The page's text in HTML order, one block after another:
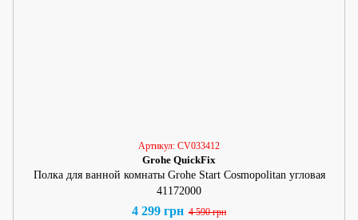
Артикул: CV033412
Grohe QuickFix
Полка для ванной комнаты Grohe Start Cosmopolitan угловая
41172000
4 299 грн 4 590 грн